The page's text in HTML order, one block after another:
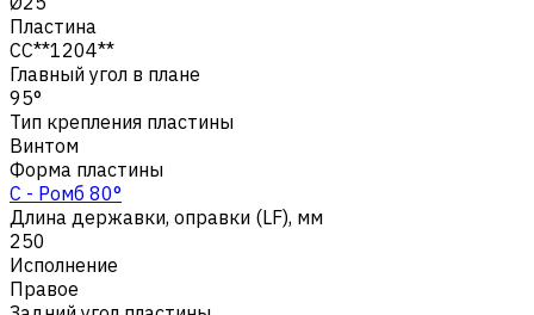
Пластина
CC**1204**
Главный угол в плане
95°
Тип крепления пластины
Винтом
Форма пластины
C - Ромб 80°
Длина державки, оправки (LF), мм
250
Исполнение
Правое